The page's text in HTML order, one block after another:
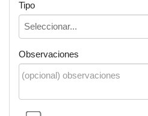
Tipo
Observaciones